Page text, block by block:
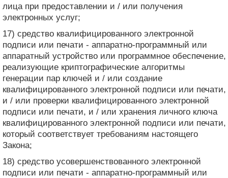
лица при предоставлении и / или получения
электронных услуг;
17) средство квалифицированного электронной
подписи или печати - аппаратно-программный или
аппаратный устройство или программное обеспечение,
реализующие криптографические алгоритмы
генерации пар ключей и / или создание
квалифицированного электронной подписи или печати,
и / или проверки квалифицированного электронной
подписи или печати, и / или хранения личного ключа
квалифицированного электронной подписи или печати,
который соответствует требованиям настоящего
Закона;
18) средство усовершенствованного электронной
подписи или печати - аппаратно-программный или